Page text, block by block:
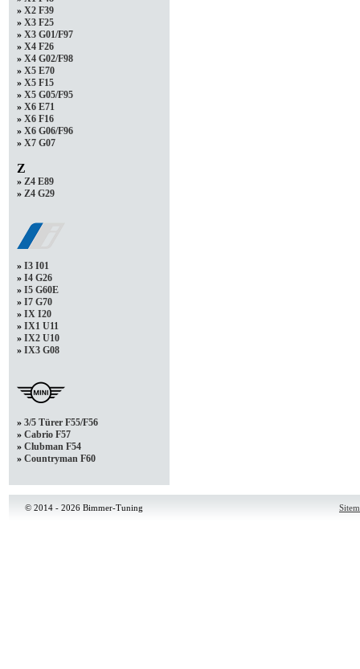
» X2 F39
» X3 F25
» X3 G01/F97
» X4 F26
» X4 G02/F98
» X5 E70
» X5 F15
» X5 G05/F95
» X6 E71
» X6 F16
» X6 G06/F96
» X7 G07
Z
» Z4 E89
» Z4 G29
» I3 I01
» I4 G26
» I5 G60E
» I7 G70
» IX I20
» IX1 U11
» IX2 U10
» IX3 G08
» 3/5 Türer F55/F56
» Cabrio F57
» Clubman F54
» Countryman F60
© 2014 - 2026 Bimmer-Tuning